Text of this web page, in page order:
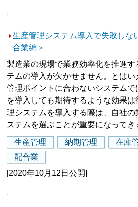
生産管理システム導入で失敗しな
合業編＞
製造業の現場で業務効率化を推進
テムの導入が欠かせません。とは
管理ポイントに合わないシステム
を導入しても期待するような効果
理システムを導入する際は、自社
ステムを選ぶことが重要になってき
生産管理 納期管理 在庫
配合業
[2020年10月12日公開]